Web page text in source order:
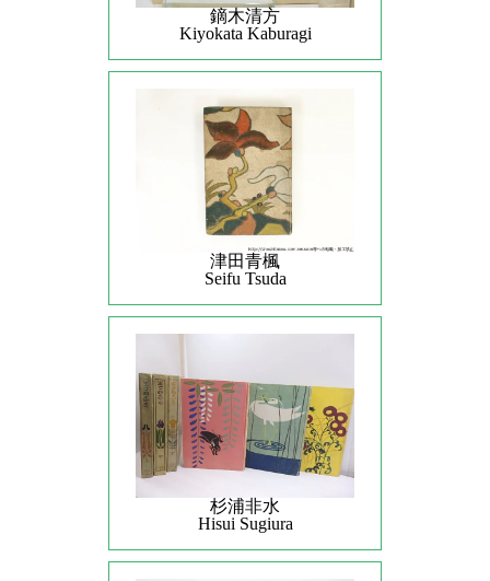
鏑木清方
Kiyokata Kaburagi
津田青楓
Seifu Tsuda
杉浦非水
Hisui Sugiura